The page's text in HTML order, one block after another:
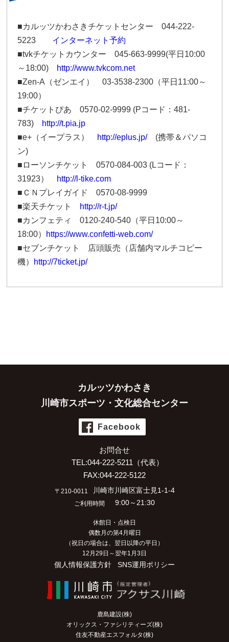
■カルッツかわさきチケットセンター 044-222-
5223 インターネット予約
■tvkチケットカウンター 045-663-9999(平日10:00
～18:00) http://www.tvkcom.net
■Zen-A（ゼンエイ） 03-3538-2300（平日11:00～
19:00）
■チケットぴあ 0570-02-9999 (Pコード：481-
783) http://t.pia.jp
■e+（イープラス） http://eplus.jp/(携帯＆パソコ
ン)
■ローソンチケット 0570-084-003 (Lコード：
31923） http://l-tike.com
■ＣＮプレイガイド 0570-08-9999
■楽天チケット http://r-t.jp/
■カンフェティ 0120-240-540（平日10:00～
18:00） https://www.confetti-web.com/
■セブンチケット 店頭販売（店舗内マルチコピー
機） http://7ticket.jp/
カルッツかわさき
川崎市スポーツ・文化総合センター
Facebook
お問合せ
TEL:044-222-5211（代表）
FAX:044-222-5122
〒210-0011 川崎市川崎区富士見1-1-4
ご利用時間 9:00～21:30
休館日・点検日
偶数月の第4月曜日
（祝日の場合は、翌日以降の平日）
12月29日～翌年1月3日
個人情報保護方針 SNS運用ポリシー
鹿島建設(株)
オリックス・ファシリティーズ(株)
住友不動産エスフォルタ(株)